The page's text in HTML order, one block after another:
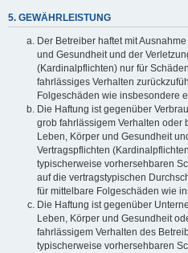
5. GEWÄHRLEISTUNG
Der Betreiber haftet mit
und Gesundheit und der
(Kardinalpflichten) nur für
fahrlässiges Verhalten
Folgeschäden wie insbesondere
Die Haftung ist gegenüber
grob fahrlässigem Verhalten oder
Leben, Körper und Gesundheit
Vertragspflichten
typischerweise vorhersehbaren
auf die vertragstypischen
für mittelbare Folgeschäden wie
Die Haftung ist gegenüber
Leben, Körper und Gesundheit
fahrlässigem Verhalten des
typischerweise vorhersehbaren